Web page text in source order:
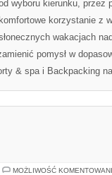
wyboru kierunku, przez
komfortowe korzystanie z
wakacjach
pomysł w
& spa i Backpacking
MOŻLIWOŚĆ